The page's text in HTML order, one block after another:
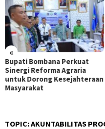
«
Bupati Bombana Perkuat
Sinergi Reforma Agraria
untuk Dorong Kesejahteraan
Masyarakat
TOPIC:AKUNTABILITAS